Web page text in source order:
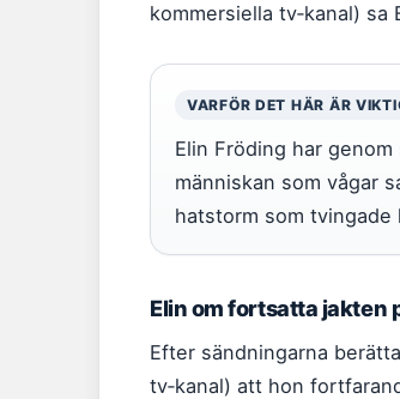
kommersiella tv‑kanal) sa
VARFÖR DET HÄR ÄR
Elin Fröding har
människan som vågar
hatstorm som
Elin om fortsatta jakten
Efter sändningarna
tv‑kanal) att hon